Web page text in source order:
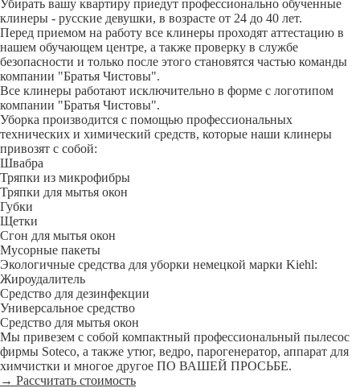
Убирать вашу квартиру приедут профессионально обученные
клинеры - русские девушки, в возрасте от 24 до 40 лет.
Перед приемом на работу все клинеры проходят аттестацию в
нашем обучающем центре, а также проверку в службе
безопасности и только после этого становятся частью команды
компании "Братья Чистовы".
Все клинеры работают исключительно в форме с логотипом
компании "Братья Чистовы".
Уборка производится с помощью профессиональных
технических и химический средств, которые наши клинеры
привозят с собой:
Швабра
Тряпки из микрофибры
Тряпки для мытья окон
Губки
Щетки
Сгон для мытья окон
Мусорные пакеты
Экологичные средства для уборки немецкой марки Kiehl:
Жироудалитель
Средство для дезинфекции
Универсальное средство
Средство для мытья окон
Мы привезем с собой компактный профессиональный пылесос
фирмы Soteco, а также утюг, ведро, парогенератор, аппарат для
химчистки и многое другое ПО ВАШЕЙ ПРОСЬБЕ.
→ Рассчитать стоимость